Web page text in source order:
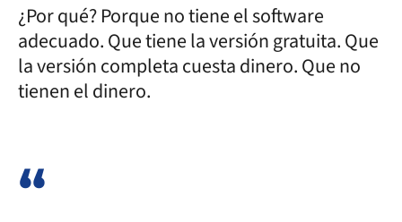
¿Por qué? Porque no tiene el software
adecuado. Que tiene la versión gratuita. Que
la versión completa cuesta dinero. Que no
tienen el dinero.